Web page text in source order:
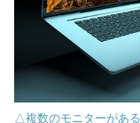
△複数のモニターがあ